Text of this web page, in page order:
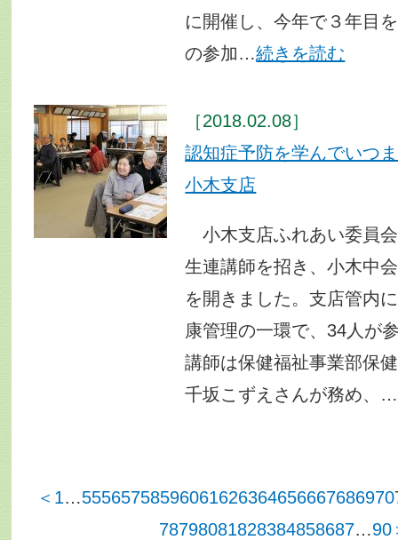
に開催し、今年で３年目
の参加…続きを読む
［2018.02.08］
認知症予防を学んでいつ
小木支店
小木支店ふれあい委員
生連講師を招き、小木中
を開きました。支店管内
康管理の一環で、34人
講師は保健福祉事業部保
千坂こずえさんが務め、…
＜ 1…55565758596061626364656667686970
78798081828384858687…90